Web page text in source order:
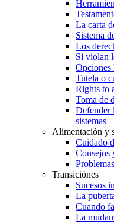
La carta
Sistema
Los
Si violan
Opciones
Tutela o
Rights to
Toma de
Defender
sistemas
Alimentación y
Cuidado
Consejos
Transiciónes
Sucesos
La
Cuando
La